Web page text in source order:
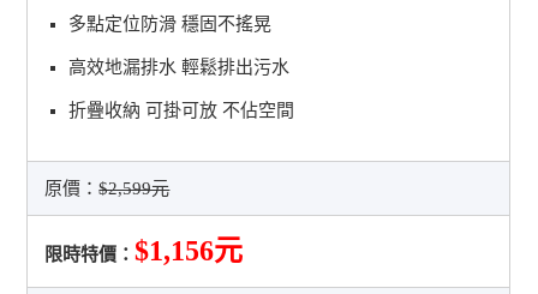
多點定位防滑 穩固不搖晃
高效地漏排水 輕鬆排出污水
折疊收納 可掛可放 不佔空間
原價：$2,599元
限時特價：$1,156元